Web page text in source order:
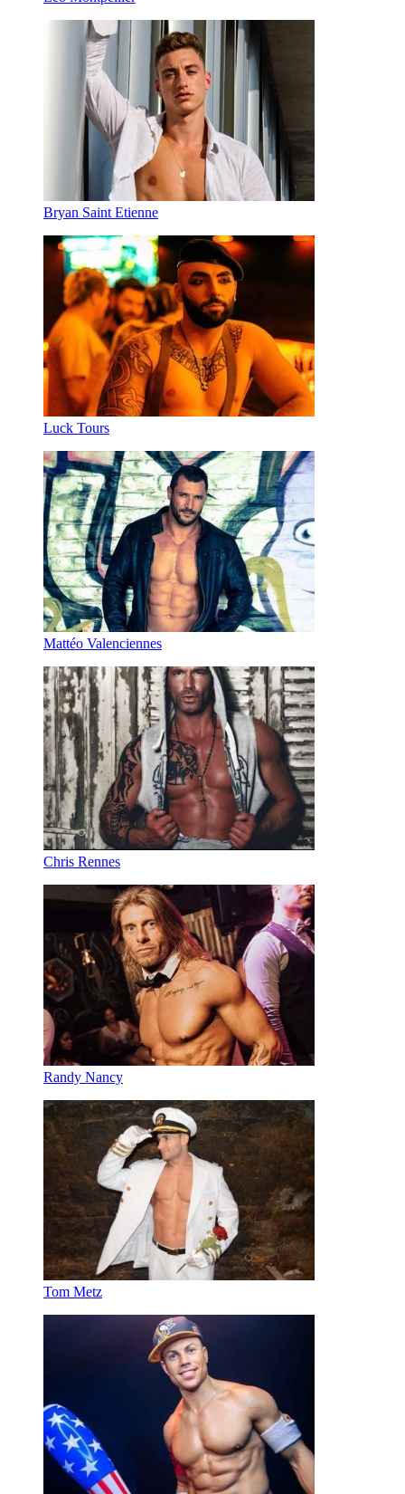
Bryan Saint Etienne
Luck Tours
Mattéo Valenciennes
Chris Rennes
Randy Nancy
Tom Metz